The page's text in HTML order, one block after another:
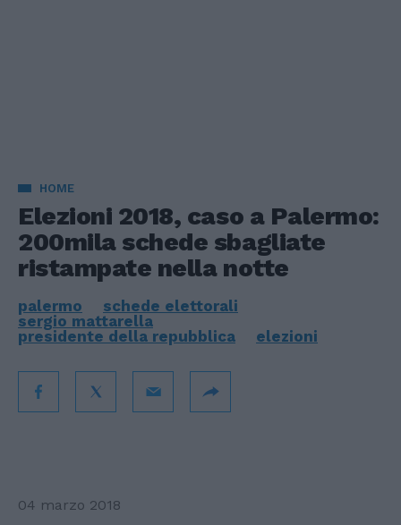
HOME
Elezioni 2018, caso a Palermo:
200mila schede sbagliate
ristampate nella notte
palermo
schede elettorali
sergio mattarella
presidente della repubblica
elezioni
04 marzo 2018